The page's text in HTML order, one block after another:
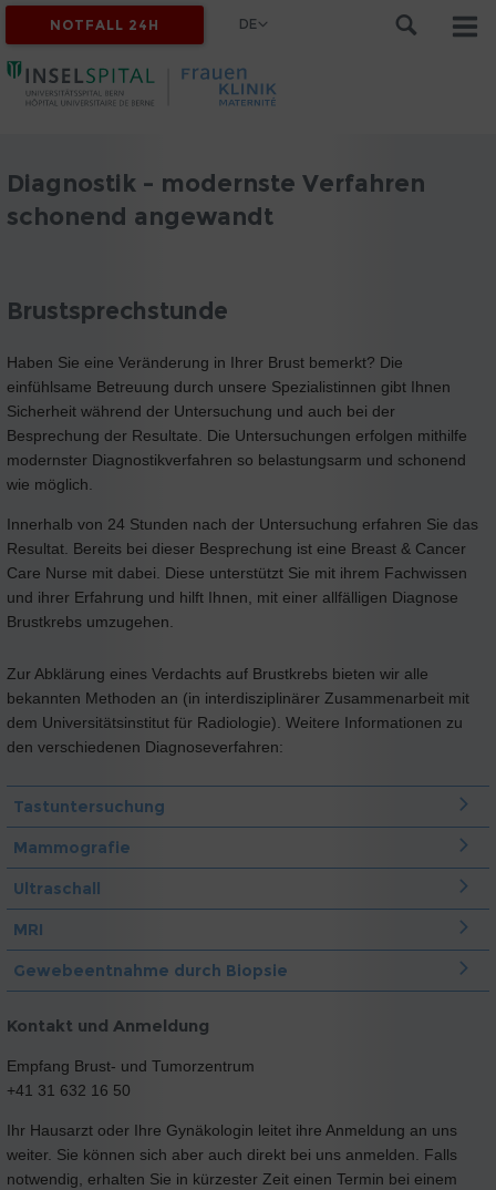
NOTFALL 24H DE
Diagnostik - modernste Verfahren
schonend angewandt
Brustsprechstunde
Haben Sie eine Veränderung in Ihrer Brust bemerkt? Die
einfühlsame Betreuung durch unsere Spezialistinnen gibt Ihnen
Sicherheit während der Untersuchung und auch bei der
Besprechung der Resultate. Die Untersuchungen erfolgen mithilfe
modernster Diagnostikverfahren so belastungsarm und schonend
wie möglich.
Innerhalb von 24 Stunden nach der Untersuchung erfahren Sie das
Resultat. Bereits bei dieser Besprechung ist eine Breast & Cancer
Care Nurse mit dabei. Diese unterstützt Sie mit ihrem Fachwissen
und ihrer Erfahrung und hilft Ihnen, mit einer allfälligen Diagnose
Brustkrebs umzugehen.
Zur Abklärung eines Verdachts auf Brustkrebs bieten wir alle
bekannten Methoden an (in interdisziplinärer Zusammenarbeit mit
dem Universitätsinstitut für Radiologie). Weitere Informationen zu
den verschiedenen Diagnoseverfahren:
Tastuntersuchung
Mammografie
Ultraschall
MRI
Gewebeentnahme durch Biopsie
Kontakt und Anmeldung
Empfang Brust- und Tumorzentrum
+41 31 632 16 50
Ihr Hausarzt oder Ihre Gynäkologin leitet ihre Anmeldung an uns
weiter. Sie können sich aber auch direkt bei uns anmelden. Falls
notwendig, erhalten Sie in kürzester Zeit einen Termin bei einem